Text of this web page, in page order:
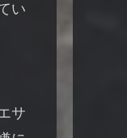
い
サ